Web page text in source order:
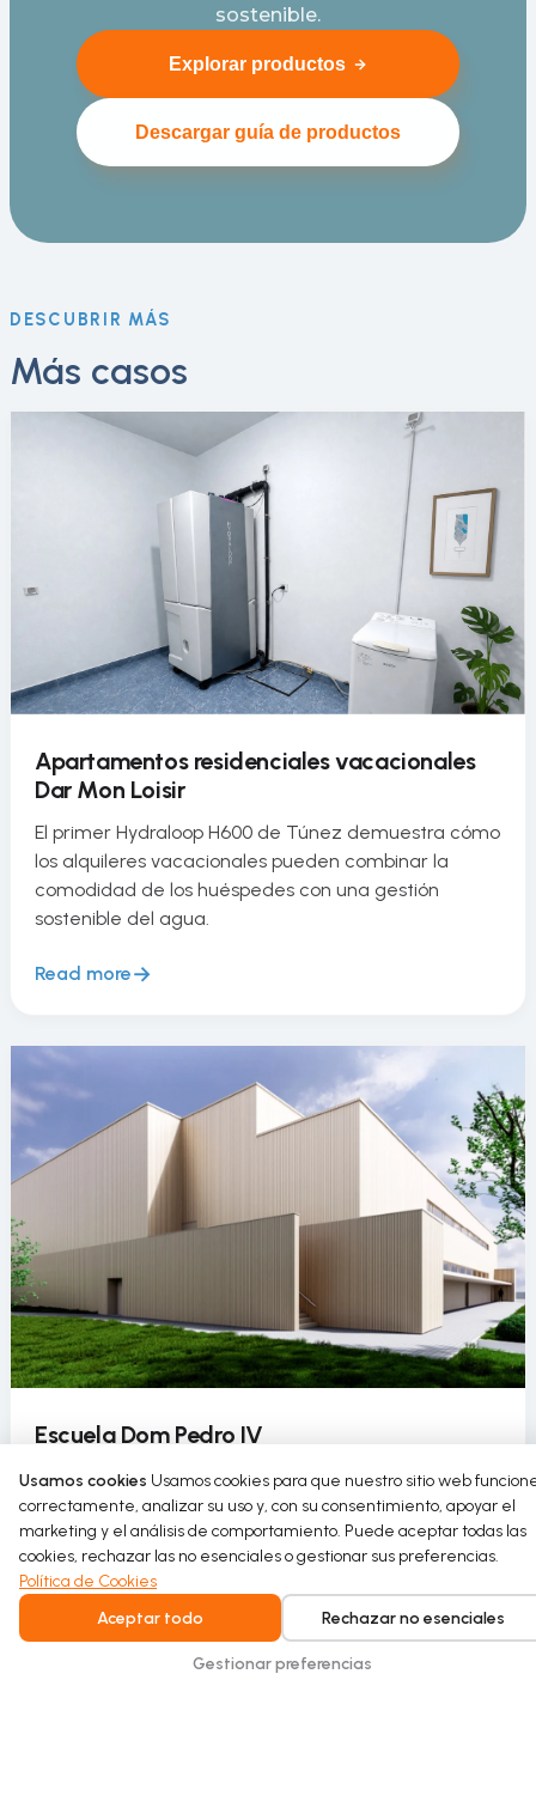
sostenible.
Explorar productos
Descargar guía de productos
DESCUBRIR MÁS
Más casos
Apartamentos residenciales vacacionales
Dar Mon Loisir
El primer Hydraloop H600 de Túnez demuestra cómo
los alquileres vacacionales pueden combinar la
comodidad de los huéspedes con una gestión
sostenible del agua.
Read more
Escuela Dom Pedro IV
La Escuela Dom Pedro IV incorpora el uso circular del
agua en su pabellón deportivo como parte de un
proyecto de rehabilitación sostenible.
Read more
Usamos cookies Usamos cookies para que nuestro sitio web
correctamente, analizar su uso y, con su consentimiento, apoyar el
marketing y el análisis de comportamiento. Puede aceptar todas las
cookies, rechazar las no esenciales o gestionar sus preferencias.
Política de Cookies
Aceptar todo
Rechazar no esenciales
Gestionar preferencias